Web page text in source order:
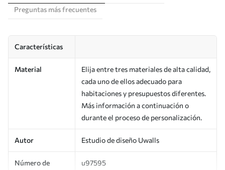
Preguntas más frecuentes
Características
Material
Elija entre tres materiales de alta calidad,
cada uno de ellos adecuado para
habitaciones y presupuestos diferentes.
Más información a continuación o
durante el proceso de personalización.
Autor Estudio de diseño Uwalls
Número de
u97595